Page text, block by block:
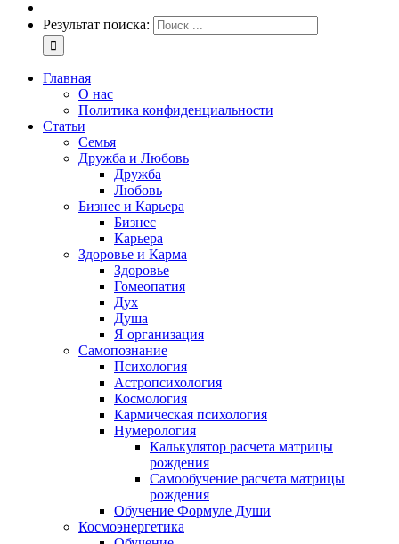
Результат поиска:
Главная
О нас
Политика конфиденциальности
Статьи
Семья
Дружба и Любовь
Дружба
Любовь
Бизнес и Карьера
Бизнес
Карьера
Здоровье и Карма
Здоровье
Гомеопатия
Дух
Душа
Я организация
Самопознание
Психология
Астропсихология
Космология
Кармическая психология
Нумерология
Калькулятор расчета матрицы
рождения
Самообучение расчета матрицы
рождения
Обучение Формуле Души
Космоэнергетика